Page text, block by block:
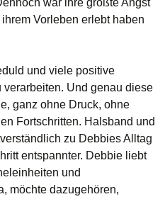
Vorleben erlebt haben
und viele positive
Und genau diese
ganz ohne Druck, ohne
Fortschritten. Halsband und
zu Debbies Alltag
entspannter. Debbie liebt
und
möchte dazugehören,